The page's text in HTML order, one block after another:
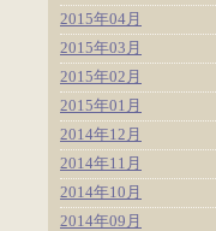
2015年04月
2015年03月
2015年02月
2015年01月
2014年12月
2014年11月
2014年10月
2014年09月